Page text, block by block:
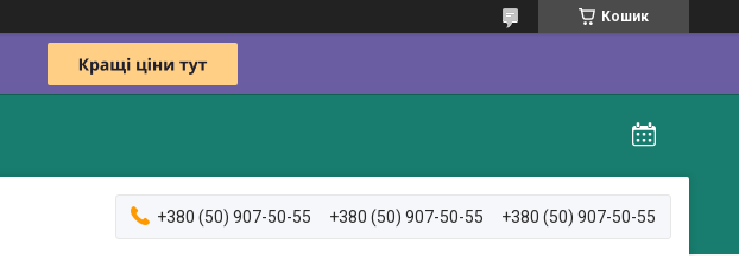
Кошик
+380 (50) 907-50-55 +380 (50) 907-50-55 +380 (50) 907-50-55